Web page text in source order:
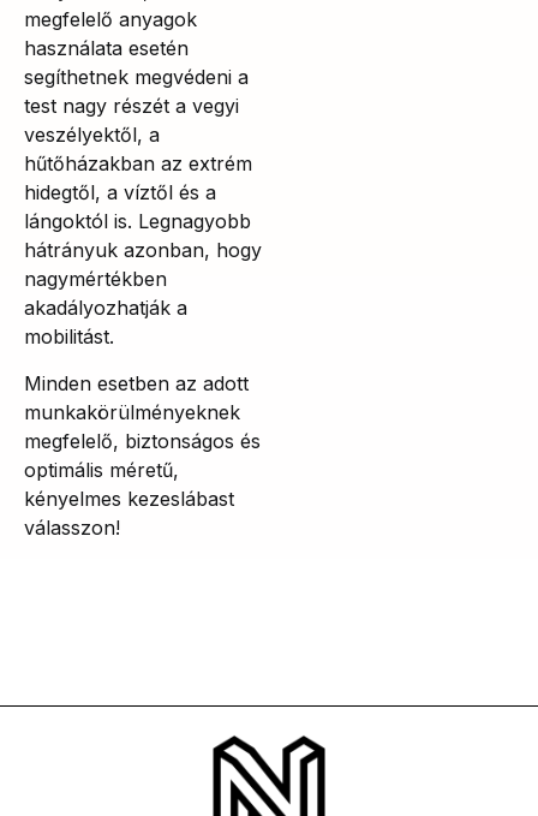
megfelelő anyagok
használata esetén
segíthetnek megvédeni a
test nagy részét a vegyi
veszélyektől, a
hűtőházakban az extrém
hidegtől, a víztől és a
lángoktól is. Legnagyobb
hátrányuk azonban, hogy
nagymértékben
akadályozhatják a
mobilitást.
Minden esetben az adott
munkakörülményeknek
megfelelő, biztonságos és
optimális méretű,
kényelmes kezeslábast
válasszon!